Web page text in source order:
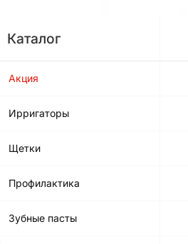
Каталог
Акция
Ирригаторы
Щетки
Профилактика
Зубные пасты